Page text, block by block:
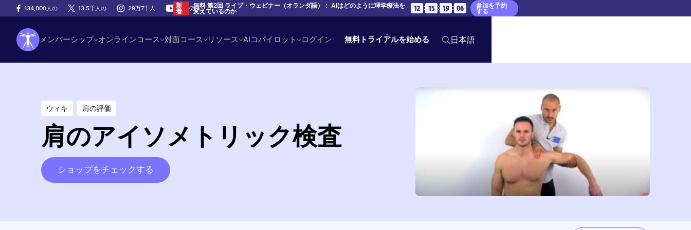
134,000人の 13.5千人の 29万7千人 100万人
新
着
無料 第2回 ライブ・ウェビナー（オランダ語）： AIはどのように理学療法を
変えているのか 12 : 15 : 19 : 05 参加を予約
する
メンバーシップ オンラインコース 対面コース リソース AIコパイロット ログイン 無料トライアルを始める 日本語
ウィキ 肩の評価
肩のアイソメトリック検査
ショップをチェックする